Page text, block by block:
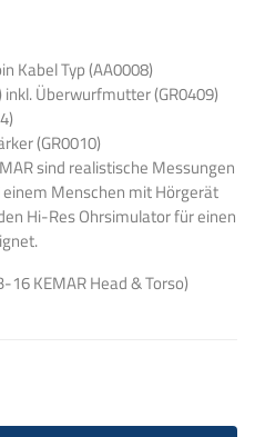
Kabel Typ (AA0008)
Überwurfmutter (GR0409)
(GR0010)
sind realistische Messungen
Menschen mit Hörgerät
Hi-Res Ohrsimulator für einen
16 KEMAR Head & Torso)